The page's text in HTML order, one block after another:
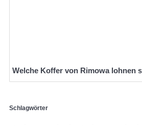
Welche Koffer von Rimowa lohnen
Schlagwörter